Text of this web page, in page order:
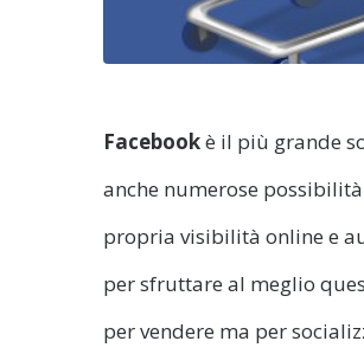
Facebookè il più grande
anche numerose
propria visibilità online e
per sfruttare al meglio
per vendere ma per